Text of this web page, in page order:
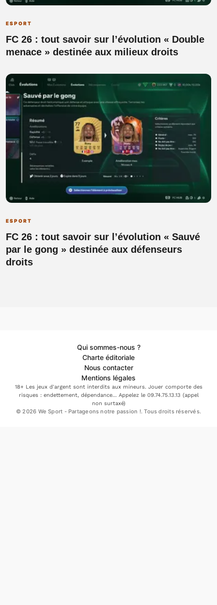
ESPORT
FC 26 : tout savoir sur l’évolution « Double
menace » destinée aux milieux droits
ESPORT
FC 26 : tout savoir sur l’évolution « Sauvé
par le gong » destinée aux défenseurs
droits
Qui sommes-nous ?
Charte éditoriale
Nous contacter
Mentions légales
18+ Les jeux d'argent sont interdits aux mineurs. Jouer comporte des
risques : endettement, dépendance... Appelez le 09.74.75.13.13 (appel
non surtaxé)
© 2026 We Sport - Partageons notre passion !. Tous droits réservés.